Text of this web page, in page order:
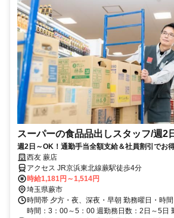
スーパーの食品品出しスタッフ/週2
週2日～OK！通勤手当全額支給＆社員割引でお
ムリなく続けられる仕事
西友 蕨店
アクセス JR京浜東北線蕨駅徒歩4分
時給1,181円～1,514円
埼玉県蕨市
時間帯 夕方・夜、深夜・早朝 勤務曜日・時
時間：3：00～5：00 週勤務日数：2日～5日